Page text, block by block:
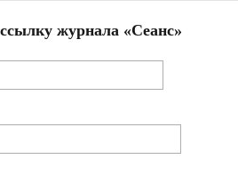
журнала «Сеанс»